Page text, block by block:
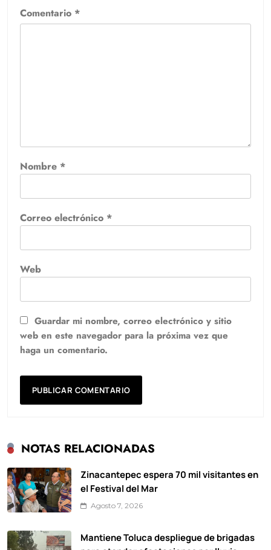
Comentario *
Nombre *
Correo electrónico *
Web
Guardar mi nombre, correo electrónico y sitio
web en este navegador para la próxima vez que
haga un comentario.
NOTAS RELACIONADAS
Zinacantepec espera 70 mil visitantes en
el Festival del Mar
Agosto 7, 2026
Mantiene Toluca despliegue de brigadas